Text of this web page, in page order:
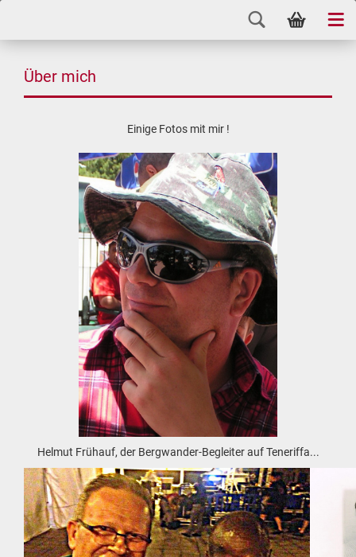
Über mich
Einige Fotos mit mir !
Helmut Frühauf, der Bergwander-Begleiter auf Teneriffa...